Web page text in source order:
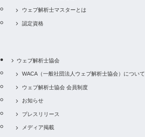
ウェブ解析士マスターとは
認定資格
ウェブ解析士協会
WACA（一般社団法人ウェブ解析士協会）について
ウェブ解析士協会 会員制度
お知らせ
プレスリリース
メディア掲載